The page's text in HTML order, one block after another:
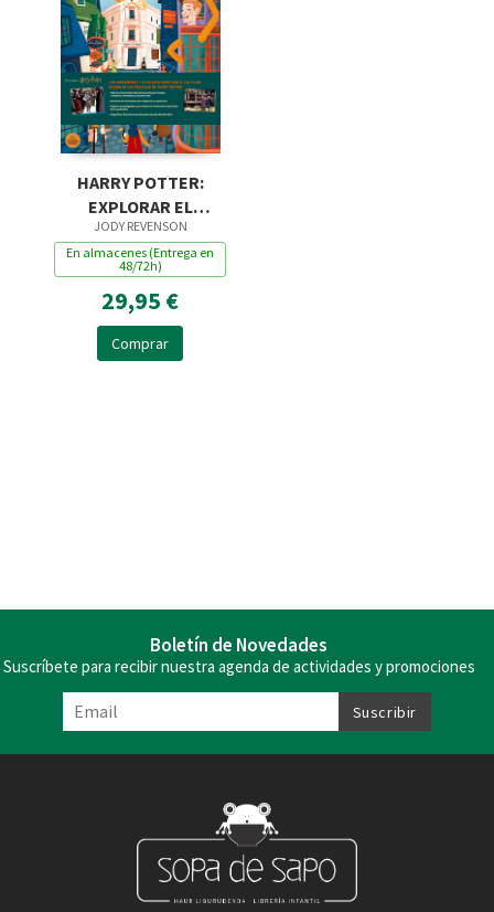
HARRY POTTER:
EXPLORAR EL
CALLEJÓN DIAGON
JODY REVENSON
En almacenes (Entrega en
48/72h)
29,95 €
Comprar
Boletín de Novedades
Suscríbete para recibir nuestra agenda de actividades y promociones